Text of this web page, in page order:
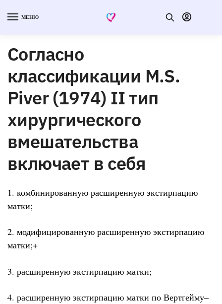
МЕНЮ
Согласно
классификации М.S.
Piver (1974) II тип
хирургического
вмешательства
включает в себя
1. комбинированную расширенную экстирпацию
матки;
2. модифицированную расширенную экстирпацию
матки;+
3. расширенную экстирпацию матки;
4. расширенную экстирпацию матки по Вертгейму–